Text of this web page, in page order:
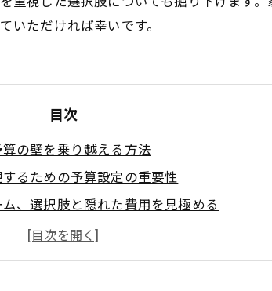
ただければ幸いです。
目次
の壁を乗り越える方法
るための予算設定の重要性
、選択肢と隠れた費用を見極める
ステップ: 家族のライフスタイルを考慮して
のための費用対効果の選択